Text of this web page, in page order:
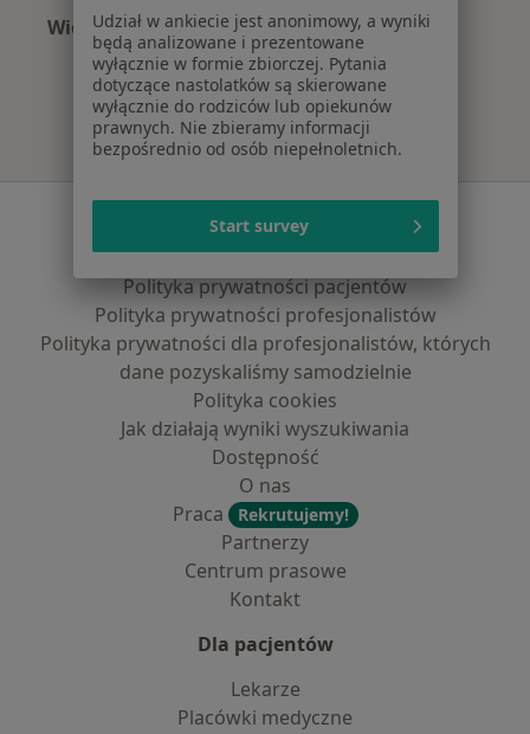
Więcej (7)
Więcej w kategorii: Najpopularniejsze
Regulamin
Polityka prywatności pacjentów
Polityka prywatności profesjonalistów
Polityka prywatności dla profesjonalistów, których
dane pozyskaliśmy samodzielnie
Polityka cookies
Jak działają wyniki wyszukiwania
Dostępność
O nas
Praca
Rekrutujemy!
Partnerzy
Centrum prasowe
Kontakt
Dla pacjentów
Lekarze
Placówki medyczne
Udział w ankiecie jest anonimowy, a wyniki
będą analizowane i prezentowane
wyłącznie w formie zbiorczej. Pytania
dotyczące nastolatków są skierowane
wyłącznie do rodziców lub opiekunów
prawnych. Nie zbieramy informacji
bezpośrednio od osób niepełnoletnich.
Start survey